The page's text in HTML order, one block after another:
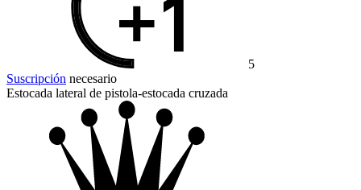
5
Suscripción necesario
Estocada lateral de pistola-estocada cruzada